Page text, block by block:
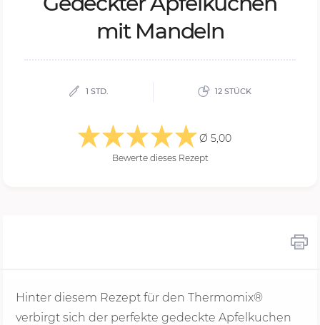
mit Man­deln
1 STD. 12 STÜCK
Ø 5,00
Bewerte dieses Rezept
Hinter diesem Rezept für den Thermomix®
verbirgt sich der perfekte gedeckte Apfelkuchen